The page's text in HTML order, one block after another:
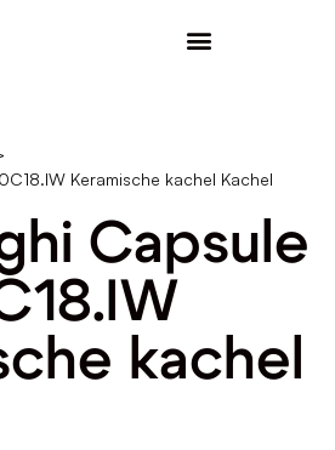
Keramische kachel Kachel
Capsule
kachel